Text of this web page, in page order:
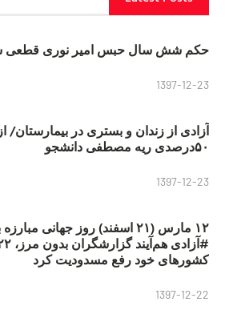
حکم شش سال حبس امیر نوری قطعی
1397-12-23
آزادی از زندان و بستری در بیمارستان/
۵۰درصدی ریه مصطفی دانشجو
1397-12-23
۱۲ مارس (۲۱ اسفند) روز جهانی
کشورهای خود رفع مسدودیت کرد
1397-12-22